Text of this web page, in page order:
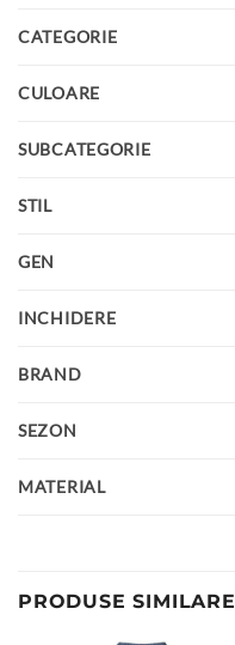
CATEGORIE
CULOARE
SUBCATEGORIE
STIL
GEN
INCHIDERE
BRAND
SEZON
MATERIAL
PRODUSE SIMILARE